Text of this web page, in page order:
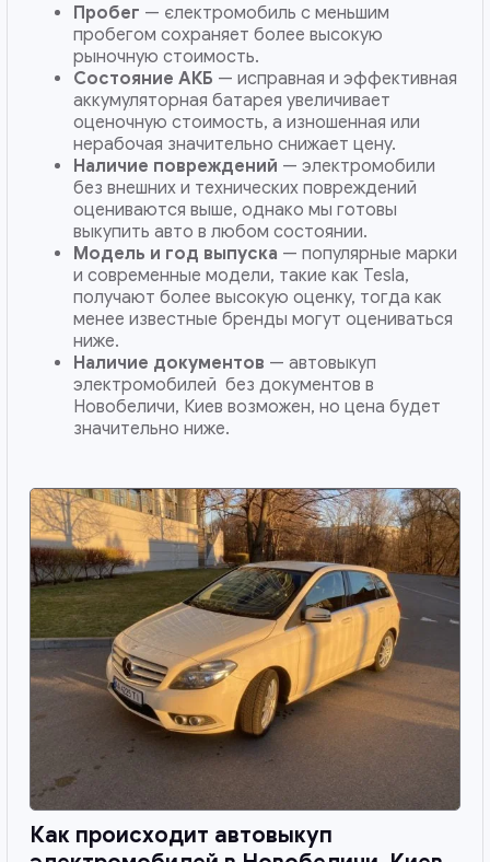
Пробег — єлектромобиль с меньшим
пробегом сохраняет более высокую
рыночную стоимость.
Состояние АКБ — исправная и эффективная
аккумуляторная батарея увеличивает
оценочную стоимость, а изношенная или
нерабочая значительно снижает цену.
Наличие повреждений — электромобили
без внешних и технических повреждений
оцениваются выше, однако мы готовы
выкупить авто в любом состоянии.
Модель и год выпуска — популярные марки
и современные модели, такие как Tesla,
получают более высокую оценку, тогда как
менее известные бренды могут оцениваться
ниже.
Наличие документов — автовыкуп
электромобилей без документов в
Новобеличи, Киев возможен, но цена будет
значительно ниже.
Как происходит автовыкуп